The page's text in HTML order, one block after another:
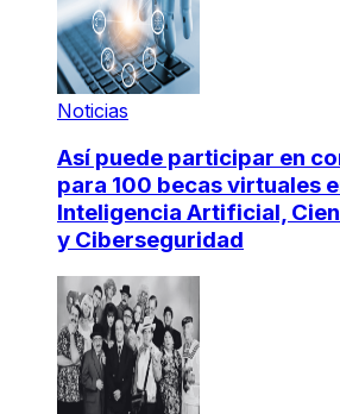
Noticias
Así puede participar en
para 100 becas virtuales
Inteligencia Artificial,
y Ciberseguridad